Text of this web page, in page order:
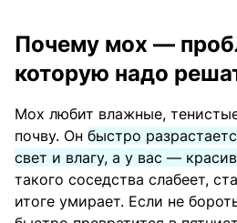
Почему мох —
которую надо
Мох любит влажные,
почву. Он быстро
свет и влагу, а у вас —
такого соседства слабеет,
итоге умирает. Если не